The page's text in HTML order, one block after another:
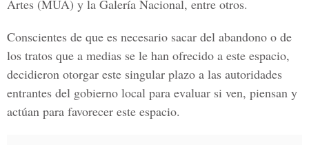
Artes (MUA) y la Galería Nacional, entre otros.
Conscientes de que es necesario sacar del abandono o de
los tratos que a medias se le han ofrecido a este espacio,
decidieron otorgar este singular plazo a las autoridades
entrantes del gobierno local para evaluar si ven, piensan y
actúan para favorecer este espacio.